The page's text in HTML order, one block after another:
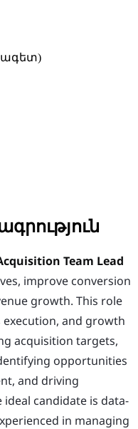
Team Lead
improve conversion
growth. This role
execution, and growth
acquisition targets,
opportunities
and driving
candidate is data-
in managing